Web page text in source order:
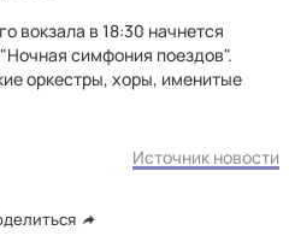
вокзала в 18:30 начнется
симфония поездов".
оркестры, хоры, именитые
Источник новости